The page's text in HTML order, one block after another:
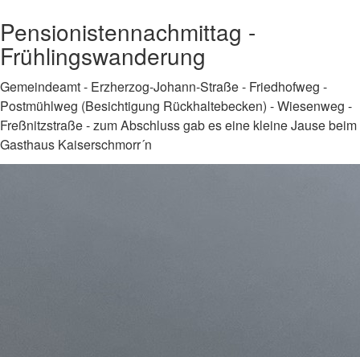
Pensionistennachmittag -
Frühlingswanderung
Gemeindeamt - Erzherzog-Johann-Straße - Friedhofweg -
Postmühlweg (Besichtigung Rückhaltebecken) - Wiesenweg -
Freßnitzstraße - zum Abschluss gab es eine kleine Jause beim
Gasthaus Kaiserschmorr´n